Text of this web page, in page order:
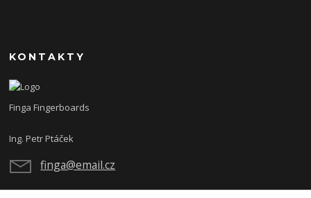
KONTAKTY
Finga Fingerboards
Ing. Petr Ptáček
finga@email.cz